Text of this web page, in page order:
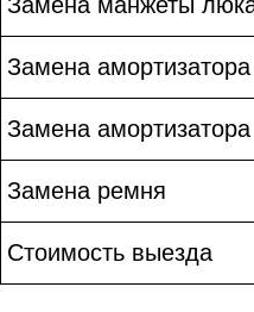
Замена амортизатора
Замена амортизатора
Замена ремня
Стоимость выезда